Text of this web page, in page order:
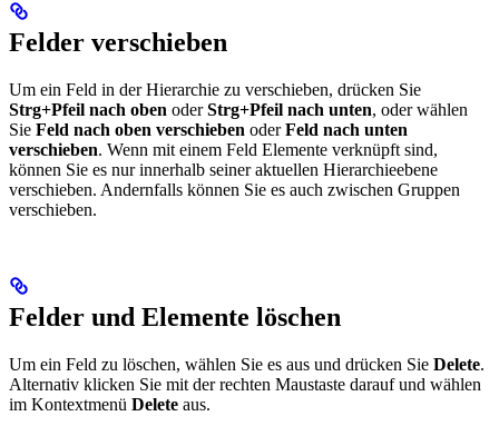
Felder verschieben
Um ein Feld in der Hierarchie zu verschieben, drücken Sie
Strg+Pfeil nach oben oderStrg+Pfeil nach unten, oder wählen
Sie Feld nach oben verschieben oderFeld nach unten
verschieben. Wenn mit einem Feld Elemente verknüpft sind,
können Sie es nur innerhalb seiner aktuellen Hierarchieebene
verschieben. Andernfalls können Sie es auch zwischen Gruppen
verschieben.
Felder und Elemente löschen
Um ein Feld zu löschen, wählen Sie es aus und drücken Sie Delete.
Alternativ klicken Sie mit der rechten Maustaste darauf und wählen
im Kontextmenü Delete aus.